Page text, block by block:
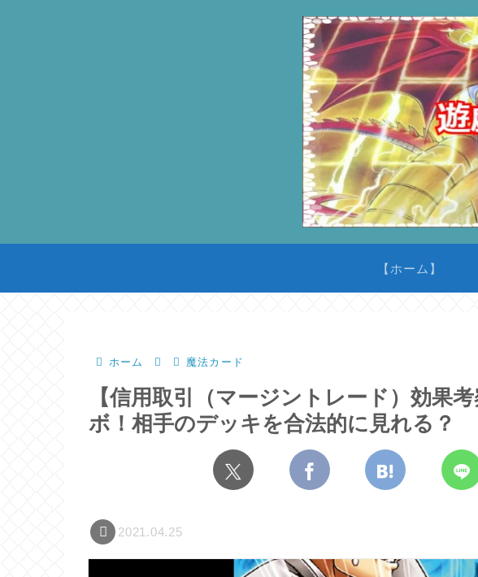
【ホーム】
ホーム 魔法カード
【信用取引（マージントレード）効果
ボ！相手のデッキを合法的に見れる？
2021.04.25